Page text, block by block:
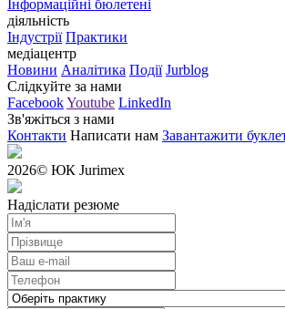
Інформаційні бюлетені
діяльність
Індустрії Практики
медіацентр
Новини Аналітика Події Jurblog
Слідкуйте за нами
FacebookYoutube LinkedIn
Зв'яжіться з нами
Контакти Написати нам Завантажити
2026© ЮК Jurimex
Надіслати резюме